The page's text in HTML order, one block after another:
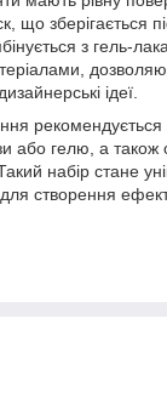
що зберігається
з гель-
ідеї.
рекомендується
або гелю, а також
набір стане
створення